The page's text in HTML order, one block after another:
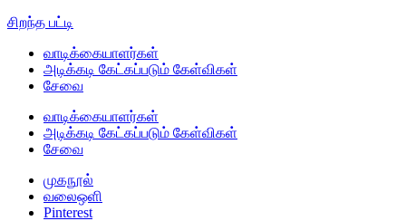
சிறந்த பட்டி
வாடிக்கையாளர்கள்
அடிக்கடி கேட்கப்படும் கேள்விகள்
சேவை
வாடிக்கையாளர்கள்
அடிக்கடி கேட்கப்படும் கேள்விகள்
சேவை
முகநூல்
வலைஒளி
Pinterest